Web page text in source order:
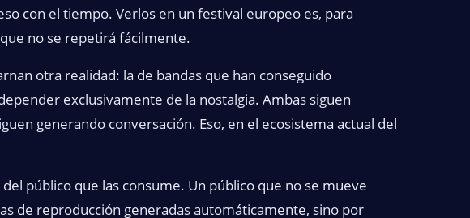
con el tiempo. Verlos en un festival europeo es, para
no se repetirá fácilmente.
otra realidad: la de bandas que han conseguido
exclusivamente de la nostalgia. Ambas siguen
generando conversación. Eso, en el ecosistema actual del
público que las consume. Un público que no se mueve
de reproducción generadas automáticamente, sino por